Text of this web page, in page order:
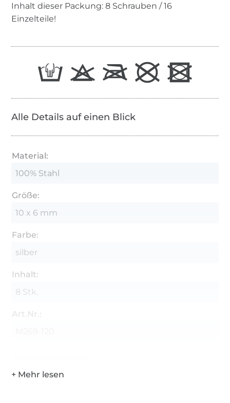
Inhalt dieser Packung: 8 Schrauben / 16
Einzelteile!
Alle Details auf einen Blick
Material:
100% Stahl
Größe:
10 x 6 mm
Farbe:
silber
Inhalt:
8 Stk.
Art.Nr.: